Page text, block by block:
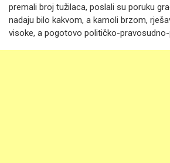
premali broj tužilaca, poslali su poruku
nadaju bilo kakvom, a kamoli brzom,
visoke, a pogotovo političko-